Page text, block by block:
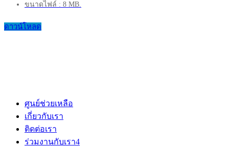
ขนาดไฟล์ : 8 MB.
ดาวน์โหลด
ศูนย์ช่วยเหลือ
เกี่ยวกับเรา
ติดต่อเรา
ร่วมงานกับเรา4